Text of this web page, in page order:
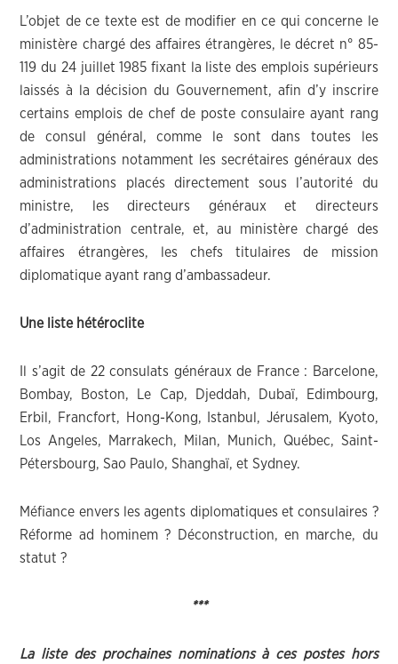
L’objet de ce texte est de modifier en ce qui concerne le
ministère chargé des affaires étrangères, le décret n° 85-
119 du 24 juillet 1985 fixant la liste des emplois supérieurs
laissés à la décision du Gouvernement, afin d’y inscrire
certains emplois de chef de poste consulaire ayant rang
de consul général, comme le sont dans toutes les
administrations notamment les secrétaires généraux des
administrations placés directement sous l’autorité du
ministre, les directeurs généraux et directeurs
d’administration centrale, et, au ministère chargé des
affaires étrangères, les chefs titulaires de mission
diplomatique ayant rang d’ambassadeur.
Une liste hétéroclite
Il s’agit de 22 consulats généraux de France : Barcelone,
Bombay, Boston, Le Cap, Djeddah, Dubaï, Edimbourg,
Erbil, Francfort, Hong-Kong, Istanbul, Jérusalem, Kyoto,
Los Angeles, Marrakech, Milan, Munich, Québec, Saint-
Pétersbourg, Sao Paulo, Shanghaï, et Sydney.
Méfiance envers les agents diplomatiques et consulaires ?
Réforme ad hominem ? Déconstruction, en marche, du
statut ?
***
La liste des prochaines nominations à ces postes hors